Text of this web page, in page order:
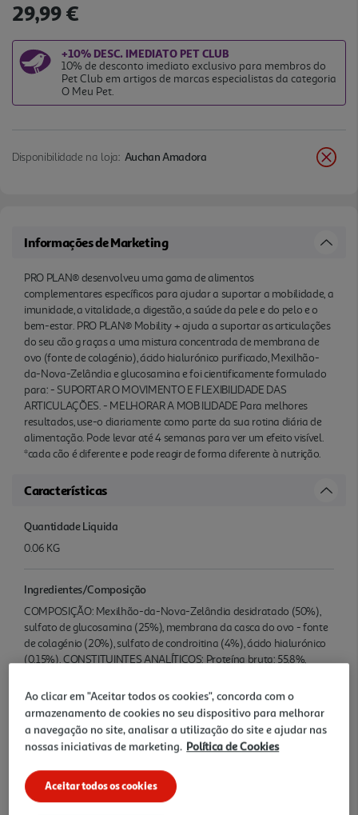
concentrada de membrana de ovo (fonte de
colagénio), ácido hialurónico purificado, Mexilhão-
da-Nova-Zelândia e glucosamina e foi
cientificamente formulado para: - SUPORTAR O
MOVIMENTO E FLEXIBILIDADE DAS
Para melhores resultados, use-o diariamente como
parte da sua rotina diária de alimentação. Pode
29,99 €
+10% DESC. IMEDIATO PET CLUB
10% de desconto imediato exclusivo para membros do
Pet Club em artigos de marcas especialistas da categoria
O Meu Pet.
Disponibilidade na loja: Auchan Amadora
Informações de Marketing
PRO PLAN® desenvolveu uma gama de alimentos
complementares específicos para ajudar a suportar a mobilidade, a
imunidade, a vitalidade, a digestão, a saúde da pele e do pelo e o
bem-estar. PRO PLAN® Mobility + ajuda a suportar as articulações
do seu cão g raças a uma mistura concentrada de membrana de
ovo (fonte de colagénio), ácido hialurónico purificado, Mexilhão-
da-Nova-Zelândia e glucosamina e foi cientificamente formulado
para: - SUPORTAR O MOVIMENTO E FLEXIBILIDADE DAS
ARTICULAÇÕES. - MELHORAR A MOB ILIDADE Para melhores
resultados, use-o diariamente como parte da sua rotina diária de
alimentação. Pode levar até 4 semanas para ver um efeito visível.
*cada cão é diferente e pode reagir de forma diferente à nutrição.
Características
Quantidade Liquida
0.06 KG
Ingredientes/Composição
COMPOSIÇÃO: Mexilhão-da-Nova-Zelândia desidratado (50%),
sulfato de glucosamina (25%), membrana da casca do ovo - fonte
de colagénio (20%), sulfato de condroitina (4%), ácido hialurónico
(0.15%). CONSTITUINTES ANALÍTICOS: Proteína bruta: 55,8%,
Colagénio: 3,0% Sem adição de açúcares, corantes e conservantes
Denominação
SUPLEMENTO PRO PLAN MOBILITY CÃO 60G
Ao clicar em "Aceitar todos os cookies", concorda com o
armazenamento de cookies no seu dispositivo para melhorar
a navegação no site, analisar a utilização do site e ajudar nas
nossas iniciativas de marketing. Política de Cookies
Aceitar todos os cookies